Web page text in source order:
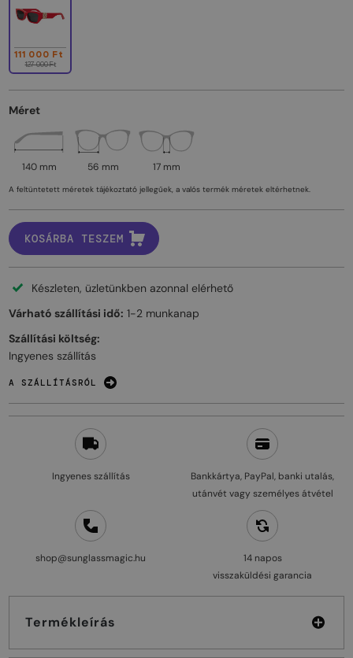
Ingyenes szállítás
Bankkártya, PayPal, banki utalás,
utánvét vagy személyes átvétel
shop@sunglassmagic.hu
14 napos
visszaküldési garancia
Termékleírás
111 000 Ft
127 000 Ft
Méret
140 mm 56 mm 17 mm
A feltüntetett méretek tájékoztató jellegűek, a valós termék méretek eltérhetnek.
KOSÁRBA TESZEM
Készleten, üzletünkben azonnal elérhető
Várható szállítási idő: 1-2 munkanap
Szállítási költség:
Ingyenes szállítás
A SZÁLLÍTÁSRÓL